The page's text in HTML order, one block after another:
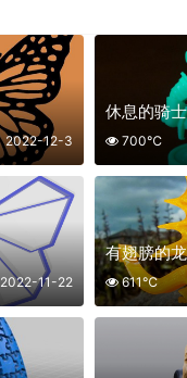
2022-12-3
休息的骑士
700℃
2022-11-22
有翅膀的龙
611℃